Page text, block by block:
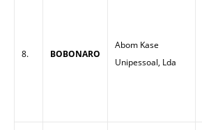
8. BOBONARO
Abom Kase
Unipessoal, Lda